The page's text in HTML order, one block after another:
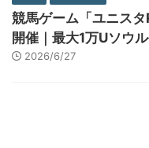
競馬ゲーム「ユニス
開催｜最大1万Uソウ
2026/6/27